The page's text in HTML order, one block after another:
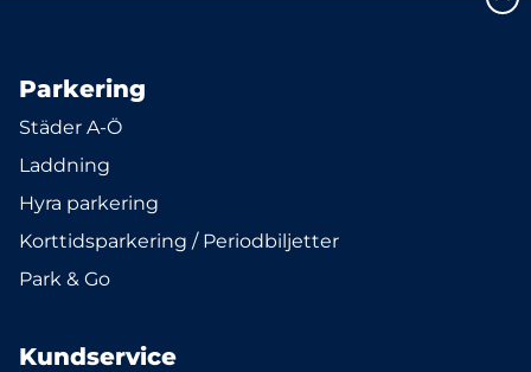
Parkering
Städer A-Ö
Laddning
Hyra parkering
Korttidsparkering / Periodbiljetter
Park & Go
Kundservice